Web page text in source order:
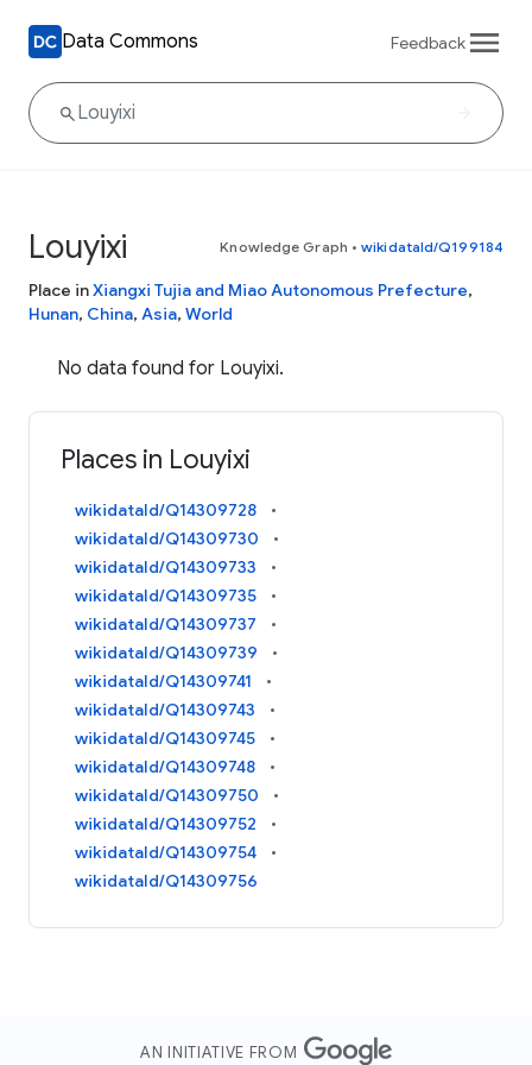
Data Commons Feedback
Louyixi Knowledge Graph • wikidataId/Q199184
Place inXiangxi Tujia and Miao Autonomous Prefecture,
Hunan, China, Asia, World
No data found for Louyixi.
Places in Louyixi
wikidataId/Q14309728
wikidataId/Q14309730
wikidataId/Q14309733
wikidataId/Q14309735
wikidataId/Q14309737
wikidataId/Q14309739
wikidataId/Q14309741
wikidataId/Q14309743
wikidataId/Q14309745
wikidataId/Q14309748
wikidataId/Q14309750
wikidataId/Q14309752
wikidataId/Q14309754
wikidataId/Q14309756
AN INITIATIVE FROM